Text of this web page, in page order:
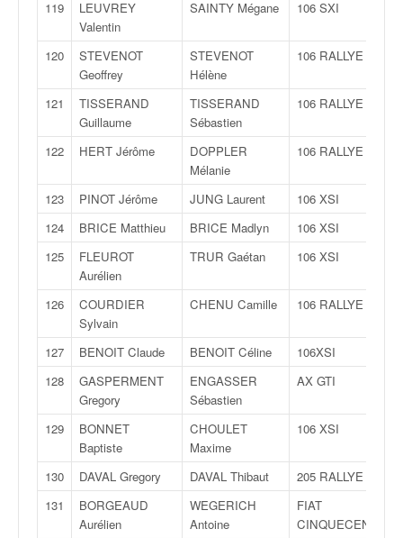
119
LEUVREY
Valentin
SAINTY Mégane 106 SXI
120
STEVENOT
Geoffrey
STEVENOT
Hélène
106 RALLYE
121
TISSERAND
Guillaume
TISSERAND
Sébastien
106 RALLYE
122 HERT Jérôme
DOPPLER
Mélanie
106 RALLYE
123 PINOT Jérôme JUNG Laurent 106 XSI
124
BRICE Matthieu BRICE Madlyn 106 XSI
125
FLEUROT
Aurélien
TRUR Gaétan 106 XSI
126
COURDIER
Sylvain
CHENU Camille 106 RALLYE
127 BENOIT Claude BENOIT Céline 106XSI
128
GASPERMENT
Gregory
ENGASSER
Sébastien
AX GTI
129
BONNET
Baptiste
CHOULET
Maxime
106 XSI
130 DAVAL Gregory DAVAL Thibaut 205 RALLYE
131
BORGEAUD
Aurélien
WEGERICH
Antoine
FIAT
CINQUECENTO